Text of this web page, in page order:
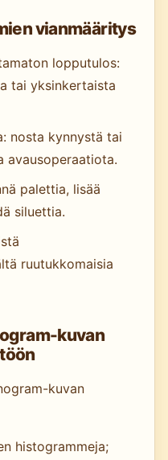
vianmääritys
lopputulos:
tai yksinkertaista
nosta kynnystä tai
palettia, lisää
siluettia.
ruutukkomaisia
kuvan
kuvan
histogrammeja;